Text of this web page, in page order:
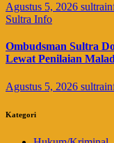
Agustus 5, 2026
Sultra Info
Ombudsman Sultra
Lewat Penilaian
Agustus 5, 2026
Kategori